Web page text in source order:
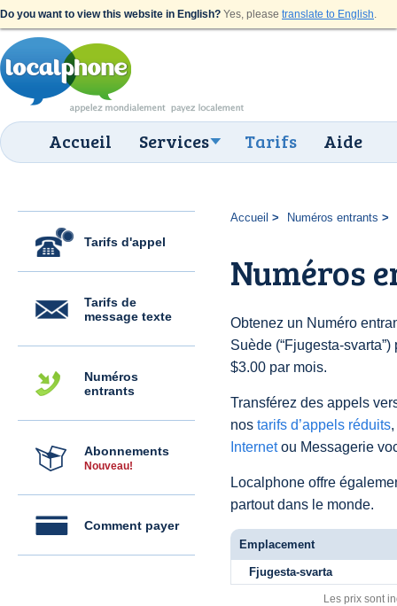
Do you want to view this website in English? Yes, please translate to English.
Accueil Services Tarifs Aide
Tarifs d'appel
Tarifs de
message texte
Numéros
entrants
Abonnements
Nouveau!
Comment payer
Accueil Numéros entrants
Numéros
Obtenez un Numéro
Suède (“Fjugesta-
$3.00 par mois.
Transférez des appels
nos tarifs d’appels réduits
Internetou Messagerie
Localphone offre
partout dans le monde.
Emplacement
Fjugesta-svarta
Les prix sont